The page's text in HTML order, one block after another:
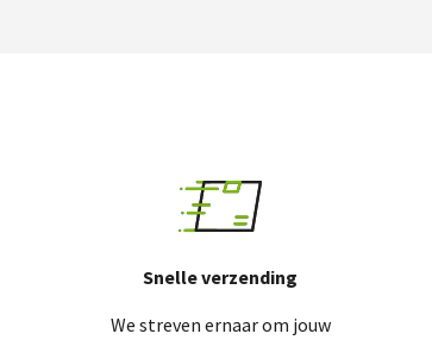
Snelle verzending
We streven ernaar om jouw